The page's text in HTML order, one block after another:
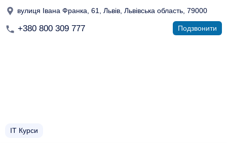
вулиця Івана Франка, 61, Львів, Львівська область, 79000
+380 800 309 777 Подзвонити
ІТ Курси